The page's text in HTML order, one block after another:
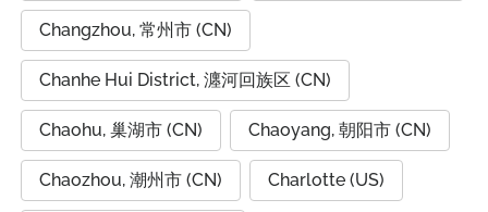
Changzhou, 常州市 (CN)
Chanhe Hui District, 瀍河回族区 (CN)
Chaohu, 巢湖市 (CN) Chaoyang, 朝阳市 (CN)
Chaozhou, 潮州市 (CN) Charlotte (US)